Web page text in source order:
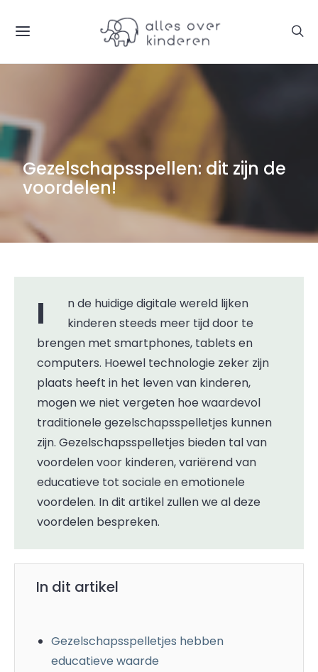
Gezelschapsspellen: dit zijn de
voordelen!
In de huidige digitale wereld lijken
kinderen steeds meer tijd door te
brengen met smartphones, tablets en
computers. Hoewel technologie zeker zijn
plaats heeft in het leven van kinderen,
mogen we niet vergeten hoe waardevol
traditionele gezelschapsspelletjes kunnen
zijn. Gezelschapsspelletjes bieden tal van
voordelen voor kinderen, variërend van
educatieve tot sociale en emotionele
voordelen. In dit artikel zullen we al deze
voordelen bespreken.
In dit artikel
Gezelschapsspelletjes hebben
educatieve waarde